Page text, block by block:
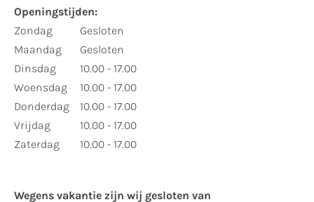
Openingstijden:
Zondag
Maandag
Dinsdag
Woensdag
Donderdag
Vrijdag
Zaterdag
Gesloten
Gesloten
10.00 - 17.00
10.00 - 17.00
10.00 - 17.00
10.00 - 17.00
10.00 - 17.00
Wegens vakantie zijn wij gesloten van ​